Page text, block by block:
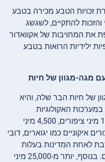
זכויות הטבע מכירה בטבע
והזכות להתקיים, לשגשג
את המחויבות של אקוואדור
ילידיות הרואות בטבע
של חיות הבר שלה, והיא
האקולוגיות
המגוונות שלה. עם למעלה מ-1,600 מיני ציפורים, 4,500 מיני
כולל יצורים איקוניים כמו יגוארים, דובי
לאחת המדינות בעלות
המגוון הביולוגי הגדול ביותר בעולם. בנוסף, יותר מ-25,000 מיני